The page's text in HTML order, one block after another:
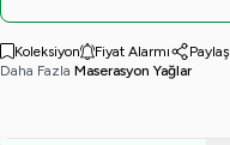
Koleksiyon Fiyat Alarmı
Paylaş
Daha Fazla Maserasyon Yağlar